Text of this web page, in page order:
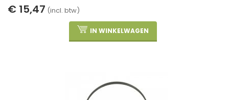
€ 15,47 (incl. btw)
IN WINKELWAGEN